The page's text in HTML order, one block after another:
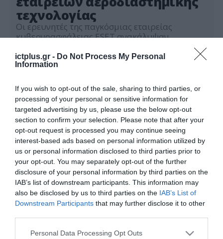
ictplus.gr - Do Not Process My Personal
Information
If you wish to opt-out of the sale, sharing to third parties, or
processing of your personal or sensitive information for
targeted advertising by us, please use the below opt-out
section to confirm your selection. Please note that after your
opt-out request is processed you may continue seeing
interest-based ads based on personal information utilized by
us or personal information disclosed to third parties prior to
your opt-out. You may separately opt-out of the further
disclosure of your personal information by third parties on the
IAB’s list of downstream participants. This information may
also be disclosed by us to third parties on the IAB’s List of
Downstream Participants that may further disclose it to other
Please note that this website/app uses one or more Google
Personal Data Processing Opt Outs
τεχνολογίας
Οι ερευνητές της παγκόσμιας εταιρείας
κυβερνοασφάλειας ESET ανακάλυψαν
εκστρατείες στρατηγικών παραβιάσεων
ιστότοπων. Η συγκεκριμένη επίθεση είχε στόχο
μέσων ενημέρωσης, καθώς και ιστότοπους
παρόχων υπηρεσιών διαδικτύου και εταιρειών
αεροδιαστημικής/στρατιωτικής τεχνολογίας.
Watering-hole, δηλαδή «νερόλακκος», είναι η
ορολογία που χρησιμοποιείται στην
κυβερνοασφάλεια για να περιγράψει μια
στοχευμένη στρατηγική επίθεση […]
18.11.2021